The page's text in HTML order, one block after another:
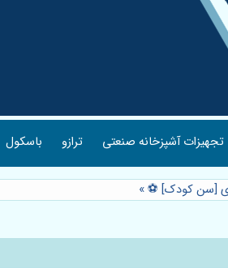
تجهیزات آشپزخانه صنعتی ترازو باسکول
[سن کودک] ⚽️»